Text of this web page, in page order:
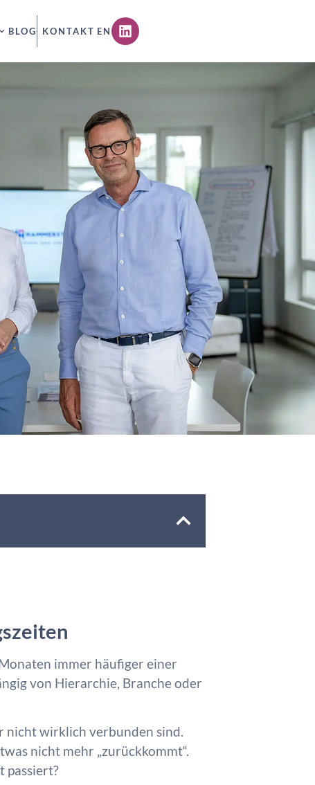
BLOG KONTAKT EN
immer häufiger einer
von Hierarchie, Branche oder
nicht wirklich verbunden sind.
nicht mehr „zurückkommt“.
passiert?